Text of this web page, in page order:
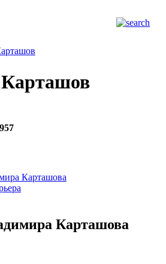
Карташова
Карташова